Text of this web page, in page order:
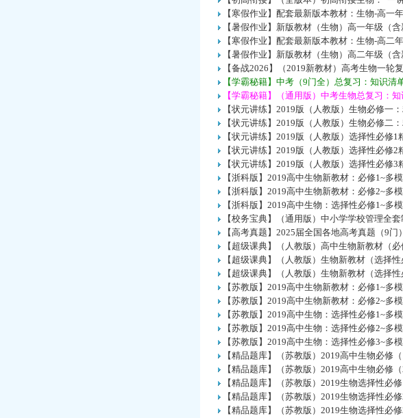
【寒假作业】配套最新版本教材：生物-高一
【暑假作业】新版教材（生物）高一年级（
【寒假作业】配套最新版本教材：生物-高二
【暑假作业】新版教材（生物）高二年级（
【备战2026】（2019新教材）高考生物一轮
【学霸秘籍】中考（9门全）总复习：知识清
【学霸秘籍】（通用版）中考生物总复习：
【状元讲练】2019版（人教版）生物必修一
【状元讲练】2019版（人教版）生物必修二
【状元讲练】2019版（人教版）选择性必修1
【状元讲练】2019版（人教版）选择性必修2
【状元讲练】2019版（人教版）选择性必修3
【浙科版】2019高中生物新教材：必修1~多
【浙科版】2019高中生物新教材：必修2~多
【浙科版】2019高中生物：选择性必修1~多
【校务宝典】（通用版）中小学学校管理全
【高考真题】2025届全国各地高考真题（9门
【超级课典】（人教版）高中生物新教材（
【超级课典】（人教版）生物新教材（选择
【超级课典】（人教版）生物新教材（选择
【苏教版】2019高中生物新教材：必修1~多
【苏教版】2019高中生物新教材：必修2~多
【苏教版】2019高中生物：选择性必修1~多
【苏教版】2019高中生物：选择性必修2~多
【苏教版】2019高中生物：选择性必修3~多
【精品题库】（苏教版）2019高中生物必修
【精品题库】（苏教版）2019高中生物必修
【精品题库】（苏教版）2019生物选择性必
【精品题库】（苏教版）2019生物选择性必
【精品题库】（苏教版）2019生物选择性必